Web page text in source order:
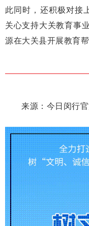
此同时，还积极对接
关心支持大关教育事
源在大关县开展教育
来源：今日闵行